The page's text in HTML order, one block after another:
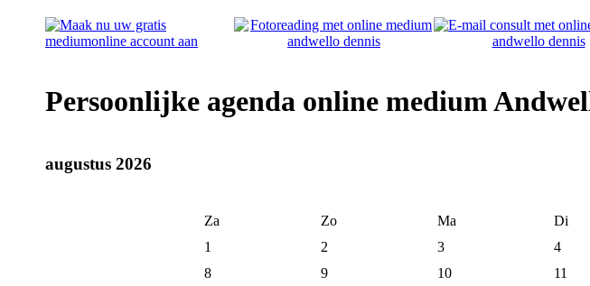
Persoonlijke agenda online medium
augustus 2026
Za Zo Ma Di
1
2 3 4
8
9 10 11